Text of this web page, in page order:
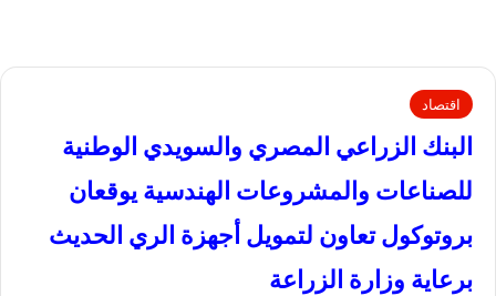
اقتصاد
البنك الزراعي المصري والسويدي الوطنية
للصناعات والمشروعات الهندسية يوقعان
بروتوكول تعاون لتمويل أجهزة الري الحديث
برعاية وزارة الزراعة